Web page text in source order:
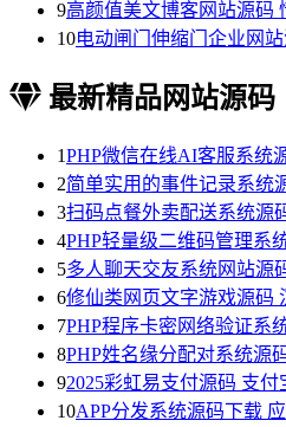
9高颜值美文博客网站源码
10电动闸门伸缩门企业网
最新精品网站源码
1PHP微信在线AI客服系统
2简单实用的事件记录系统
3扫码点餐外卖配送系统源
4PHP轻量级二维码管理系
5多人聊天交友系统网站源
6修仙类网页文字游戏源码
7PHP程序卡密网络验证系
8PHP姓名缘分配对系统源
92025彩虹易支付源码 支付
10APP分发系统源码下载